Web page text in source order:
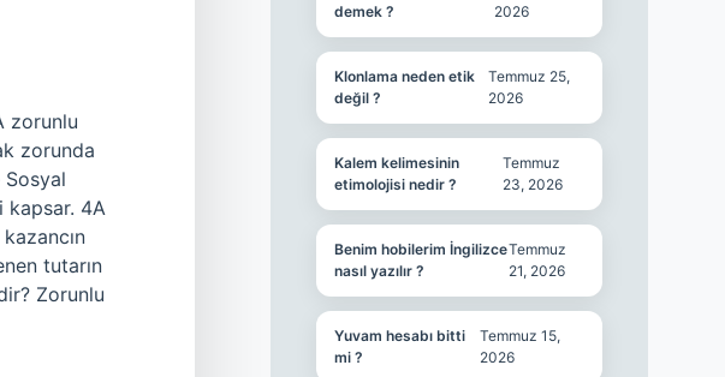
zorunlu
zorunda
kapsar. 4A
tutarın
Zorunlu
demek ?
2026
Klonlama neden etik
değil ?
Temmuz 25,
2026
Kalem kelimesinin
etimolojisi nedir ?
Temmuz
23, 2026
Benim hobilerim İngilizce
nasıl yazılır ?
Temmuz
21, 2026
Yuvam hesabı bitti
mi ?
Temmuz 15,
2026